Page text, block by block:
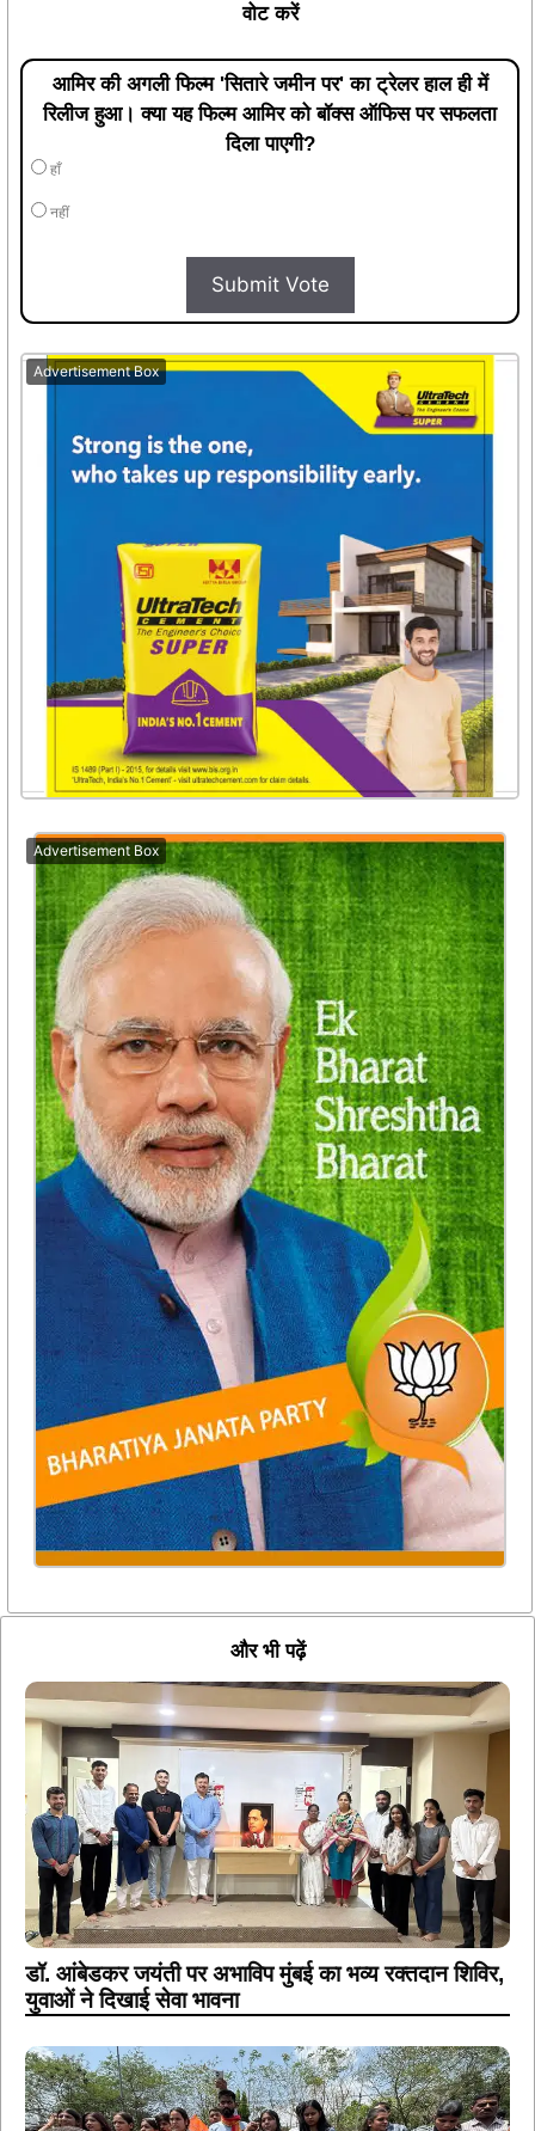
वोट करें
आमिर की अगली फिल्म 'सितारे जमीन पर' का ट्रेलर हाल ही में
रिलीज हुआ। क्या यह फिल्म आमिर को बॉक्स ऑफिस पर सफलता
दिला पाएगी?
हाँ
नहीं
Submit Vote
Advertisement Box
Advertisement Box
और भी पढ़ें
डॉ. आंबेडकर जयंती पर अभाविप मुंबई का भव्य रक्तदान शिविर,
युवाओं ने दिखाई सेवा भावना